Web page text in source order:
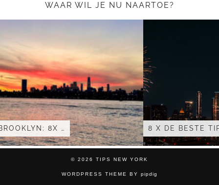
WAAR WIL JE NU NAARTOE?
8 X DE BESTE TIPS …
© 2026 TIPS NEW YORK
WORDPRESS THEME BY pipdig